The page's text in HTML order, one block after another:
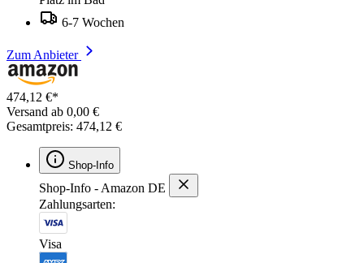
6-7 Wochen
Zum Anbieter
474,12 €*
Versand ab 0,00 €
Gesamtpreis: 474,12 €
Shop-Info
Shop-Info - Amazon DE
Zahlungsarten:
Visa